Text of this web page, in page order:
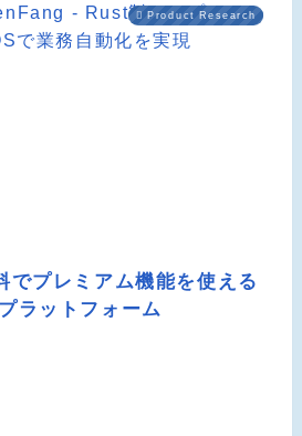
Product Research
プレミアム機能を使える
ラットフォーム